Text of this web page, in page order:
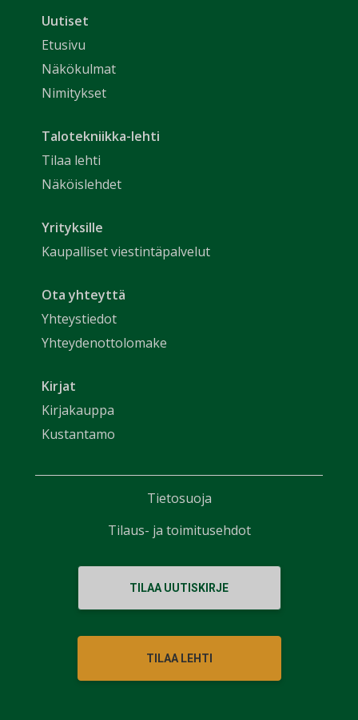
Uutiset
Etusivu
Näkökulmat
Nimitykset
Talotekniikka-lehti
Tilaa lehti
Näköislehdet
Yrityksille
Kaupalliset viestintäpalvelut
Ota yhteyttä
Yhteystiedot
Yhteydenottolomake
Kirjat
Kirjakauppa
Kustantamo
TILAA UUTISKIRJE
TILAA LEHTI
Tietosuoja
Tilaus- ja toimitusehdot